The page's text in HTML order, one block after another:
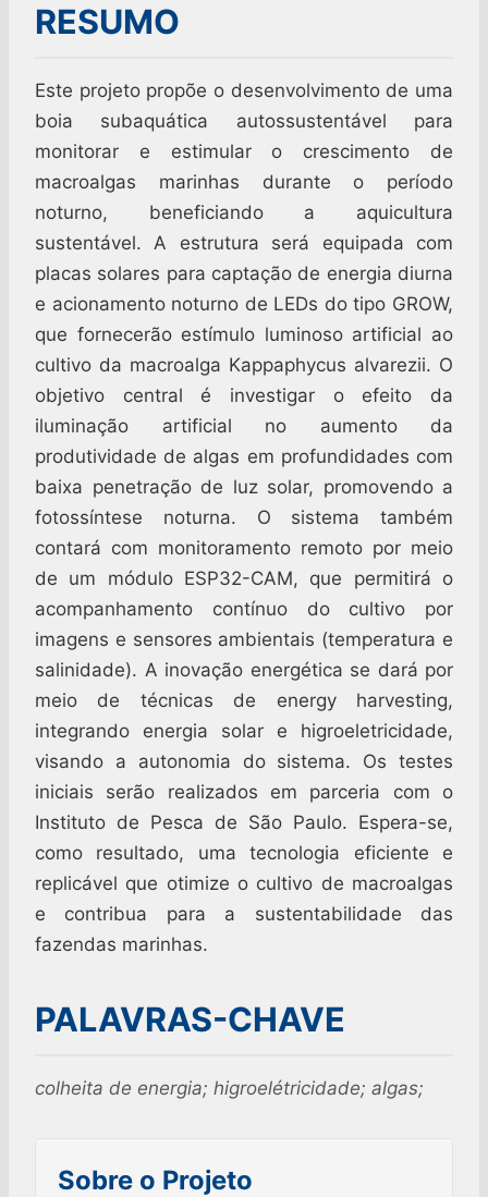
RESUMO
Este projeto propõe o desenvolvimento de uma
boia subaquática autossustentável para
monitorar e estimular o crescimento de
macroalgas marinhas durante o período
noturno, beneficiando a aquicultura
sustentável. A estrutura será equipada com
placas solares para captação de energia diurna
e acionamento noturno de LEDs do tipo GROW,
que fornecerão estímulo luminoso artificial ao
cultivo da macroalga Kappaphycus alvarezii. O
objetivo central é investigar o efeito da
iluminação artificial no aumento da
produtividade de algas em profundidades com
baixa penetração de luz solar, promovendo a
fotossíntese noturna. O sistema também
contará com monitoramento remoto por meio
de um módulo ESP32-CAM, que permitirá o
acompanhamento contínuo do cultivo por
imagens e sensores ambientais (temperatura e
salinidade). A inovação energética se dará por
meio de técnicas de energy harvesting,
integrando energia solar e higroeletricidade,
visando a autonomia do sistema. Os testes
iniciais serão realizados em parceria com o
Instituto de Pesca de São Paulo. Espera-se,
como resultado, uma tecnologia eficiente e
replicável que otimize o cultivo de macroalgas
e contribua para a sustentabilidade das
fazendas marinhas.
PALAVRAS-CHAVE
colheita de energia; higroelétricidade; algas;
Sobre o Projeto